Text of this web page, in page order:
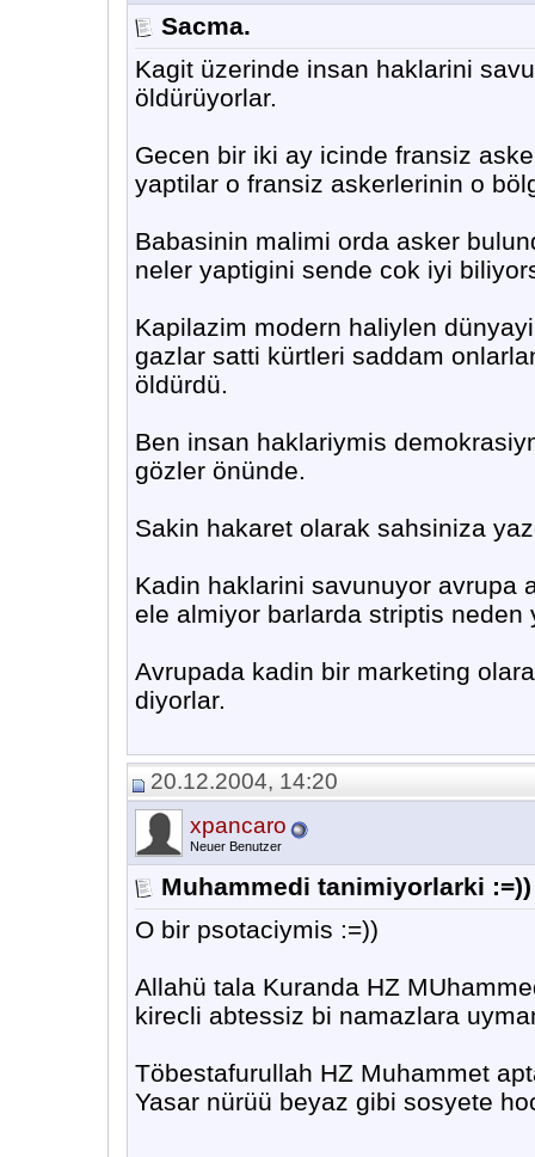
Sacma.
Kagit üzerinde insan haklarini
öldürüyorlar.
Gecen bir iki ay icinde fransiz
yaptilar o fransiz askerlerinin o
Babasinin malimi orda asker
neler yaptigini sende cok iyi
Kapilazim modern haliylen
gazlar satti kürtleri saddam
öldürdü.
Ben insan haklariymis
gözler önünde.
Sakin hakaret olarak sahsiniza
Kadin haklarini savunuyor avrupa
ele almiyor barlarda striptis
Avrupada kadin bir marketing
diyorlar.
20.12.2004, 14:20
xpancaro
Neuer Benutzer
Muhammedi tanimiyorlarki :=))
O bir psotaciymis :=))
Allahü tala Kuranda HZ
kirecli abtessiz bi namazlara
Töbestafurullah HZ Muhammet
Yasar nürüü beyaz gibi sosyete